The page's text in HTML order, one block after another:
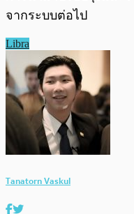
จากระบบต่อไป
Libra
Tanatorn Vaskul